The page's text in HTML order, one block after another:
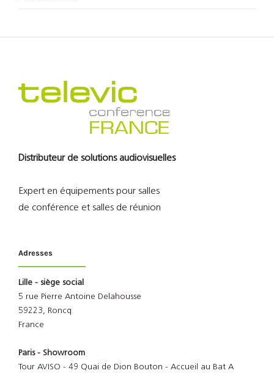
Distributeur de solutions audiovisuelles
Expert en équipements pour salles
de conférence et salles de réunion
Adresses
Lille - siège social
5 rue Pierre Antoine Delahousse
59223, Roncq
France
Paris - Showroom
Tour AVISO - 49 Quai de Dion Bouton - Accueil au Bat A